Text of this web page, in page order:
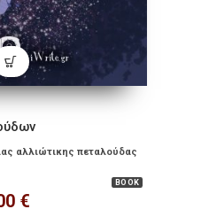
αλλιώτικης πεταλούδας
BOOK
€